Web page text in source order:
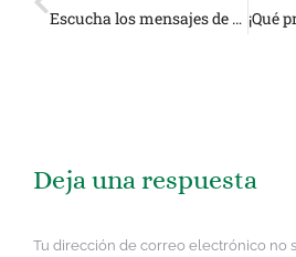
Escucha los mensajes de tu cuerpo
Deja una respuesta
Tu dirección de correo electrónico no